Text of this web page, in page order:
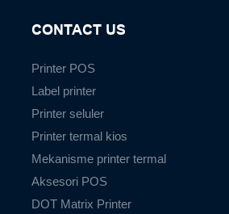
CONTACT US
Printer POS
Label printer
Printer seluler
Printer termal kios
Mekanisme printer termal
Aksesori POS
DOT Matrix Printer